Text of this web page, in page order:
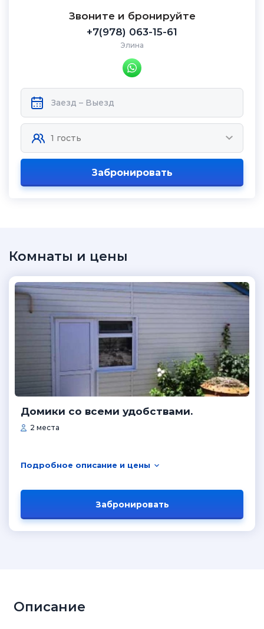
Звоните и бронируйте
+7(978) 063-15-61
Элина
Забронировать
Комнаты и цены
Домики со всеми удобствами.
2 места
Подробное описание и цены
Забронировать
Описание